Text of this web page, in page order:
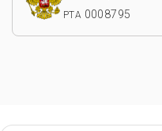
РТА 0008795